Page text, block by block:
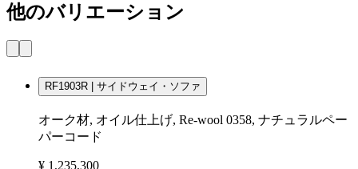
他のバリエーション
RF1903R | サイドウェイ・ソファ
オーク材, オイル仕上げ, Re-wool 0358, ナチュラルペー
パーコード
¥ 1,235,300